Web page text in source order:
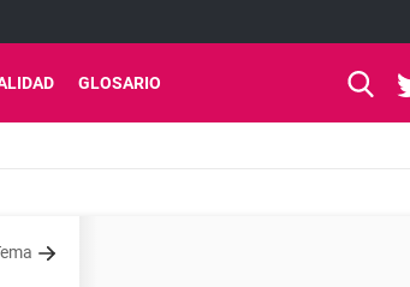
GLOSARIO